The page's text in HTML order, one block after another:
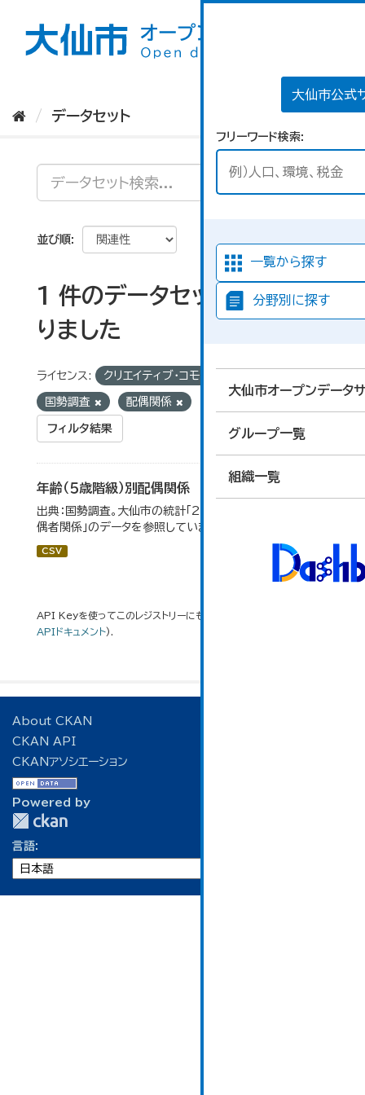
大仙市公式
フリーワード検索
一覧から探す
分野別に探す
大仙市オープンデータ
グループ一覧
組織一覧
データセット
並び順
1 件のデータセットが見つか
りました
ライセンス: クリエイティブ・コモンズ 表示
国勢調査 配偶関係
フィルタ結果
年齢（５歳階級）別配偶関係
出典：国勢調査。大仙市の統計「2-12 年齢（5歳階級）別配
偶者関係」のデータを参照しています。
CSV
API Keyを使ってこのレジストリーにもアクセス可能です
APIドキュメント).
About CKAN
CKAN API
CKANアソシエーション
Powered by
言語